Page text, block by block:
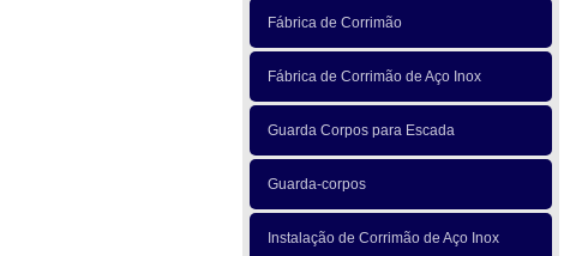
Fábrica de Corrimão
Fábrica de Corrimão de Aço Inox
Guarda Corpos para Escada
Guarda-corpos
Instalação de Corrimão de Aço Inox